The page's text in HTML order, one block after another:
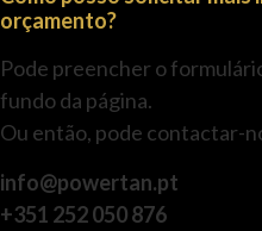
orçamento?
Pode preencher o
fundo da página.
Ou então, pode contactar-
info@powertan.pt
+351 252 050 876